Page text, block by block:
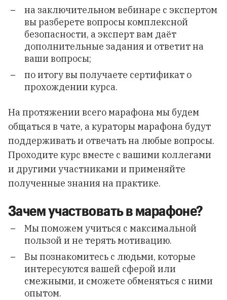
на заключительном вебинаре с экспертом
вы разберете вопросы комплексной
безопасности, а эксперт вам даёт
дополнительные задания и ответит на
ваши вопросы;
по итогу вы получаете сертификат о
прохождении курса.
На протяжении всего марафона мы будем
общаться в чате, а кураторы марафона будут
поддерживать и отвечать на любые вопросы.
Проходите курс вместе с вашими коллегами
и другими участниками и применяйте
полученные знания на практике.
Зачем участвовать в марафоне?
Мы поможем учиться с максимальной
пользой и не терять мотивацию.
Вы познакомитесь с людьми, которые
интересуются вашей сферой или
смежными, и сможете обменяться с ними
опытом.